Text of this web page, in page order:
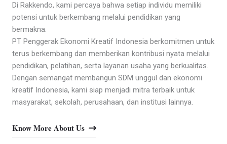
Di Rakkendo, kami percaya bahwa setiap individu memiliki
potensi untuk berkembang melalui pendidikan yang
bermakna.
PT Penggerak Ekonomi Kreatif Indonesia berkomitmen untuk
terus berkembang dan memberikan kontribusi nyata melalui
pendidikan, pelatihan, serta layanan usaha yang berkualitas.
Dengan semangat membangun SDM unggul dan ekonomi
kreatif Indonesia, kami siap menjadi mitra terbaik untuk
masyarakat, sekolah, perusahaan, dan institusi lainnya.
Know More About Us